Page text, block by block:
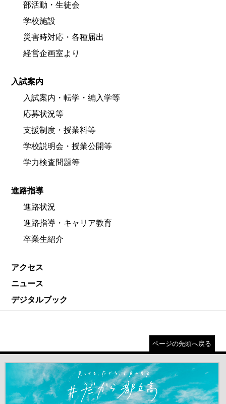
部活動・生徒会
学校施設
災害時対応・各種届出
経営企画室より
入試案内
入試案内・転学・編入学等
応募状況等
支援制度・授業料等
学校説明会・授業公開等
学力検査問題等
進路指導
進路状況
進路指導・キャリア教育
卒業生紹介
アクセス
ニュース
デジタルブック
ページの先頭へ戻る
＃だから都立高（別ウインドウが開きます）